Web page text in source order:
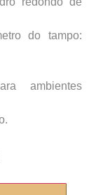
do tampo:
ambientes